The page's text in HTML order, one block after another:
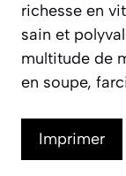
richesse en
sain et
multitude de
en soupe,
Imprimer